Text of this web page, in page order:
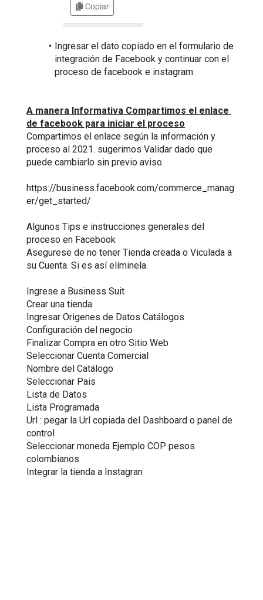
Ingresar el dato copiado en el formulario de
integración de Facebook y continuar con el
proceso de facebook e instagram
A manera Informativa Compartimos el enlace
de facebook para iniciar el proceso
Compartimos el enlace según la información y
proceso al 2021. sugerimos Validar dado que
puede cambiarlo sin previo aviso.
https://business.facebook.com/commerce_manag
er/get_started/
Algunos Tips e instrucciones generales del
proceso en Facebook
Asegurese de no tener Tienda creada o Viculada a
su Cuenta. Si es así elíminela.
Ingrese a Business Suit
Crear una tienda
Ingresar Origenes de Datos Catálogos
Configuración del negocio
Finalizar Compra en otro Sitio Web
Seleccionar Cuenta Comercial
Nombre del Catálogo
Seleccionar Pais
Lista de Datos
Lista Programada
Url : pegar la Url copiada del Dashboard o panel de
control
Seleccionar moneda Ejemplo COP pesos
colombianos
Integrar la tienda a Instagran